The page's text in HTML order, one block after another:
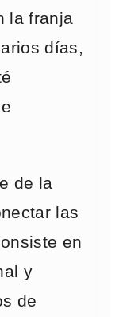
la franja
días,
de la
las
en
y
de